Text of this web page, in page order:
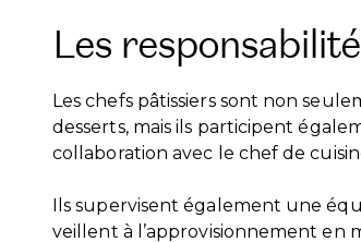
Les
Les chefs pâtissiers sont non
desserts, mais ils participent
collaboration avec le chef de
Ils supervisent également une
veillent à l’approvisionnement en